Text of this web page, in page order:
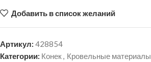
Добавить в список желаний
Артикул: 428854
Категории: Конек, Кровельные материалы